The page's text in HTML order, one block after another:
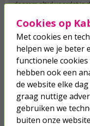
daarom altijd voordat je
Bestel granulaat
Kabelshop.nl
Wil jij het chloorgehalte
houden? Bestel dan
bij Kabelshop.nl. En het
23:59 bestelt, dan
huis. Wil je wat meer
bepaald product? Neem
klantenservice staat
17:00 voor je klaar via
Cookies op
Met cookies en
helpen we je beter
functionele cookies
hebben ook een
de website elke
graag nuttige
gebruiken we
buiten onze